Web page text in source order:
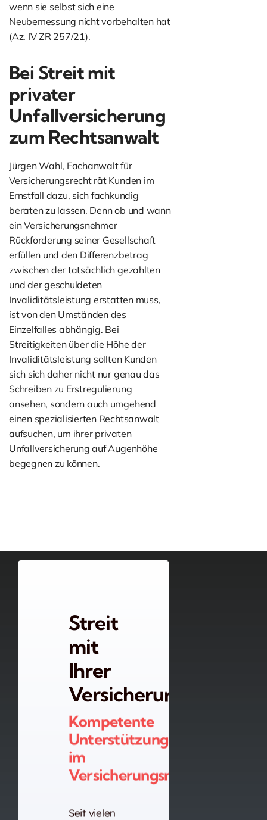
wenn sie selbst sich eine
Neubemessung nicht vorbehalten hat
(Az. IV ZR 257/21).
Bei Streit mit
privater
Unfallversicherung
zum Rechtsanwalt
Jürgen Wahl, Fachanwalt für
Versicherungsrecht rät Kunden im
Ernstfall dazu, sich fachkundig
beraten zu lassen. Denn ob und wann
ein Versicherungsnehmer
Rückforderung seiner Gesellschaft
erfüllen und den Differenzbetrag
zwischen der tatsächlich gezahlten
und der geschuldeten
Invaliditätsleistung erstatten muss,
ist von den Umständen des
Einzelfalles abhängig. Bei
Streitigkeiten über die Höhe der
Invaliditätsleistung sollten Kunden
sich sich daher nicht nur genau das
Schreiben zu Erstregulierung
ansehen, sondern auch umgehend
einen spezialisierten Rechtsanwalt
aufsuchen, um ihrer privaten
Unfallversicherung auf Augenhöhe
begegnen zu können.
Streit
mit
Ihrer
Versicherung?
Kompetente
Unterstützung
im
Versicherungsrecht.
Seit vielen